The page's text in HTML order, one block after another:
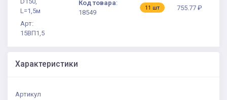
L=1,5м
Арт:
15ВП1,5
Код товара:
18549
11 шт 755.77 ₽
Характеристики
Артикул